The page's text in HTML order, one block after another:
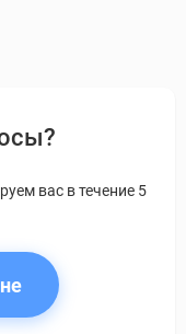
вас в течение 5